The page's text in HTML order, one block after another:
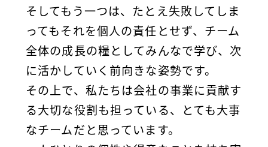
そしてもう一つは、たとえ失敗してしま
ってもそれを個人の責任とせず、チーム
全体の成長の糧としてみんなで学び、次
に活かしていく前向きな姿勢です。
その上で、私たちは会社の事業に貢献す
る大切な役割も担っている、とても大事
なチームだと思っています。